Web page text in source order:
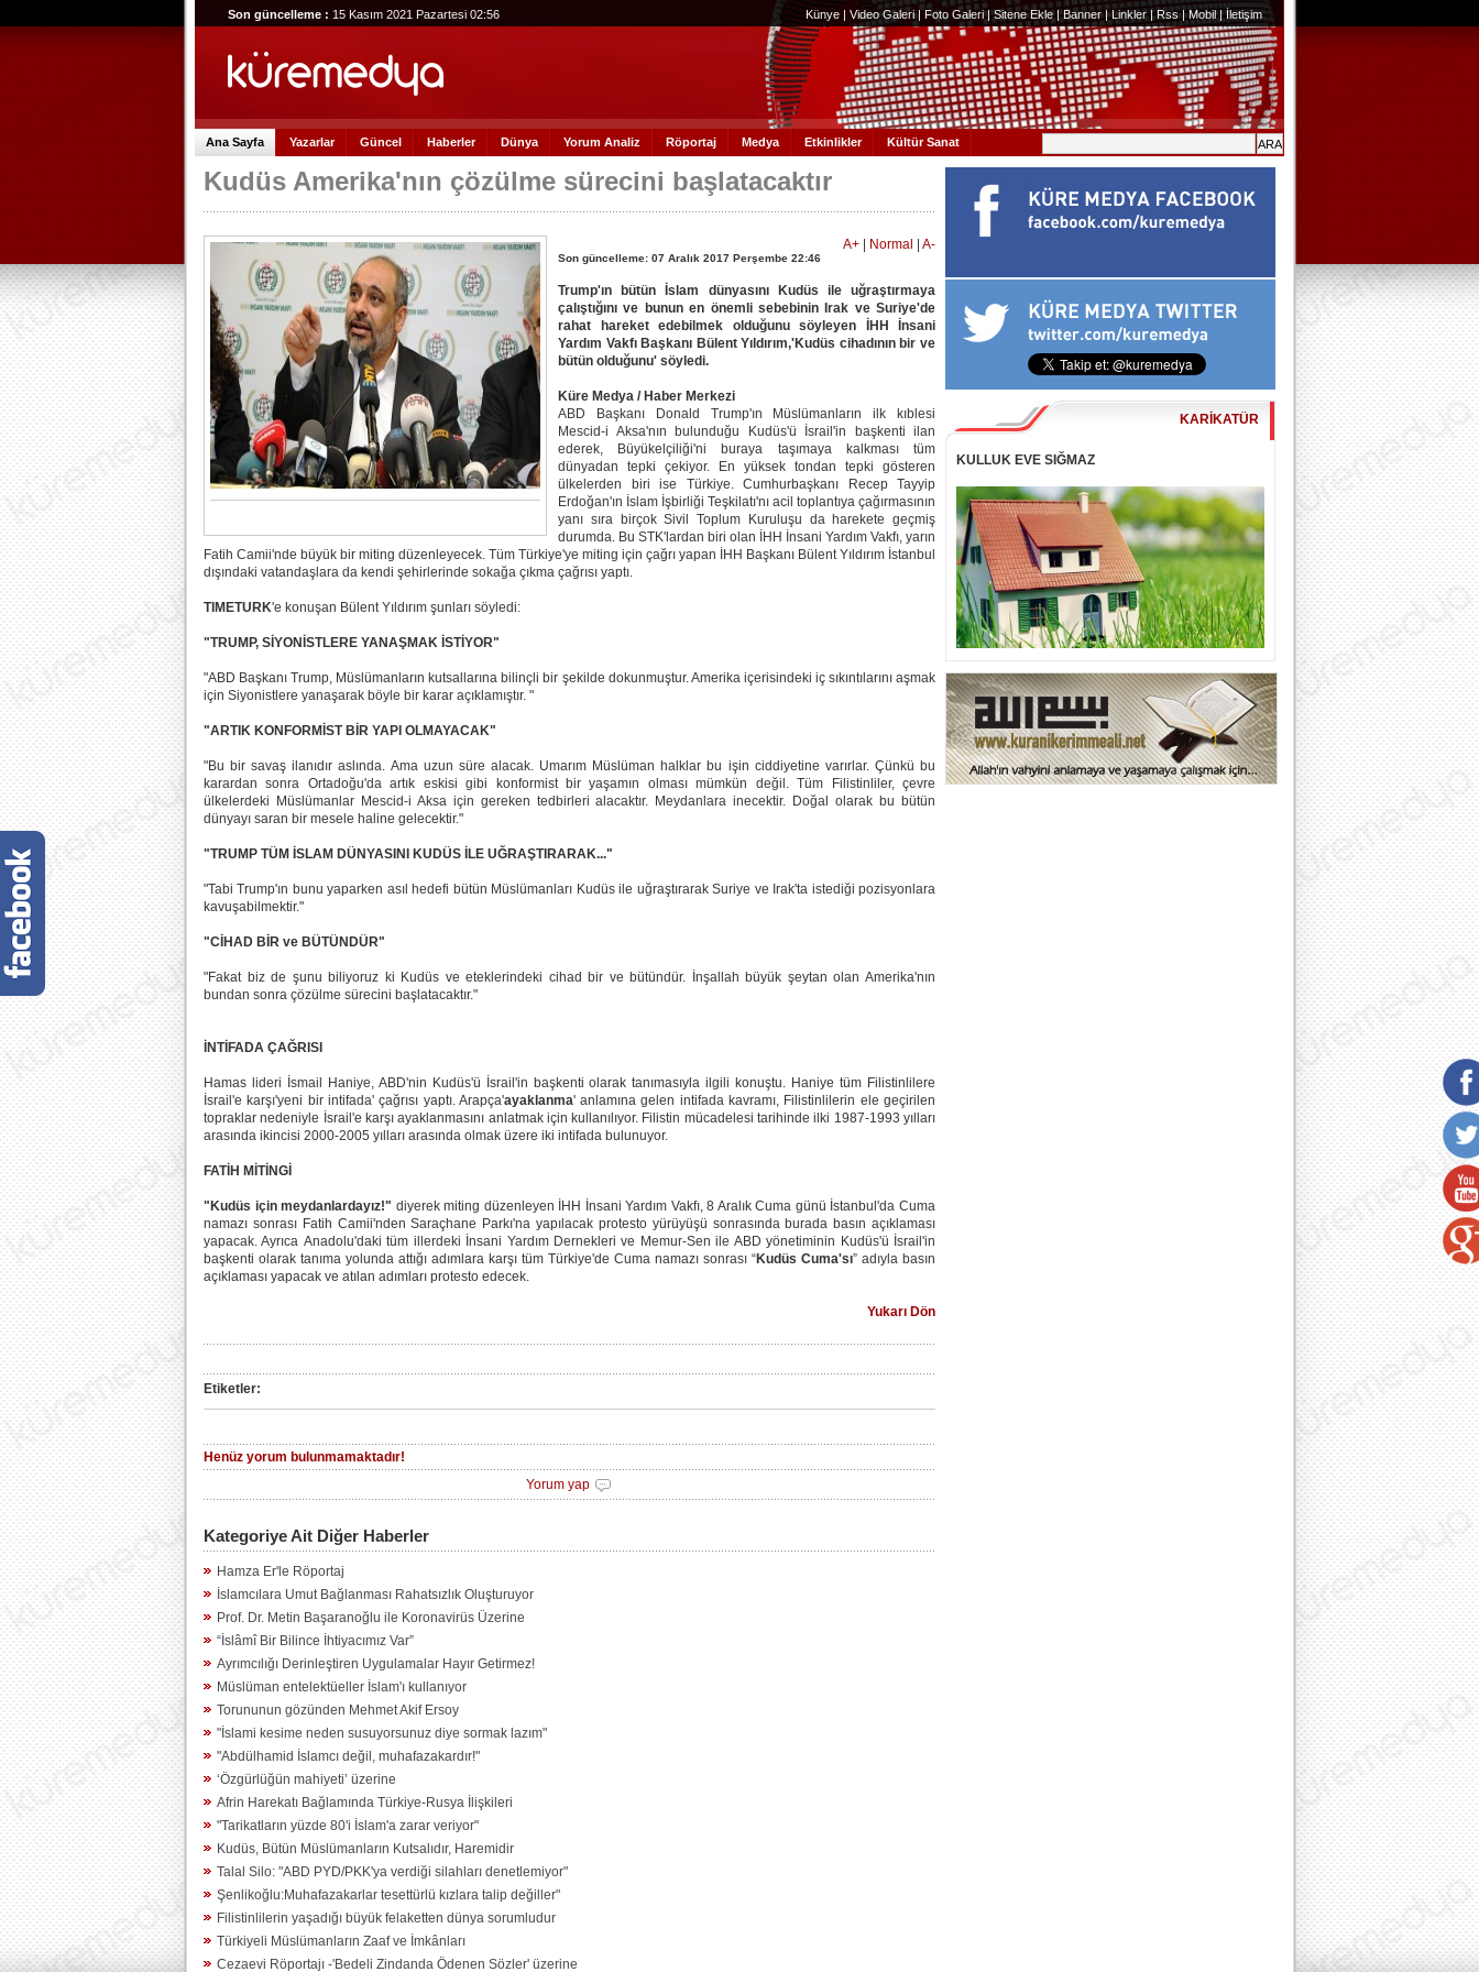
Son güncelleme : 15 Kasım 2021 Pazartesi 02:56 Künye | Video Galeri|Foto Galeri|Sitene Ekle|Banner|Linkler|Rss|Mobil|İletişim
Ana Sayfa Yazarlar Güncel Haberler Dünya Yorum Analiz Röportaj Medya Etkinlikler Kültür Sanat
Kudüs Amerika'nın çözülme sürecini başlatacaktır
A+ Normal A-
Son güncelleme: 07 Aralık 2017 Perşembe 22:46
Trump'ın bütün İslam dünyasını Kudüs ile uğraştırmaya
çalıştığını ve bunun en önemli sebebinin Irak ve Suriye'de
rahat hareket edebilmek olduğunu söyleyen İHH İnsani
Yardım Vakfı Başkanı Bülent Yıldırım,'Kudüs cihadının bir ve
bütün olduğunu' söyledi.
Küre Medya / Haber Merkezi
ABD Başkanı Donald Trump'ın Müslümanların ilk kıblesi
Mescid-i Aksa'nın bulunduğu Kudüs'ü İsrail'in başkenti ilan
ederek, Büyükelçiliği'ni buraya taşımaya kalkması tüm
dünyadan tepki çekiyor. En yüksek tondan tepki gösteren
ülkelerden biri ise Türkiye. Cumhurbaşkanı Recep Tayyip
Erdoğan'ın İslam İşbirliği Teşkilatı'nı acil toplantıya çağırmasının
yanı sıra birçok Sivil Toplum Kuruluşu da harekete geçmiş
durumda. Bu STK'lardan biri olan İHH İnsani Yardım Vakfı, yarın
Fatih Camii'nde büyük bir miting düzenleyecek. Tüm Türkiye'ye miting için çağrı yapan İHH Başkanı Bülent Yıldırım İstanbul
dışındaki vatandaşlara da kendi şehirlerinde sokağa çıkma çağrısı yaptı.
TIMETURK'e konuşan Bülent Yıldırım şunları söyledi:
"TRUMP, SİYONİSTLERE YANAŞMAK İSTİYOR"
"ABD Başkanı Trump, Müslümanların kutsallarına bilinçli bir şekilde dokunmuştur. Amerika içerisindeki iç sıkıntılarını aşmak
için Siyonistlere yanaşarak böyle bir karar açıklamıştır. "
"ARTIK KONFORMİST BİR YAPI OLMAYACAK"
"Bu bir savaş ilanıdır aslında. Ama uzun süre alacak. Umarım Müslüman halklar bu işin ciddiyetine varırlar. Çünkü bu
karardan sonra Ortadoğu'da artık eskisi gibi konformist bir yaşamın olması mümkün değil. Tüm Filistinliler, çevre
ülkelerdeki Müslümanlar Mescid-i Aksa için gereken tedbirleri alacaktır. Meydanlara inecektir. Doğal olarak bu bütün
dünyayı saran bir mesele haline gelecektir."
"TRUMP TÜM İSLAM DÜNYASINI KUDÜS İLE UĞRAŞTIRARAK..."
"Tabi Trump'ın bunu yaparken asıl hedefi bütün Müslümanları Kudüs ile uğraştırarak Suriye ve Irak'ta istediği pozisyonlara
kavuşabilmektir."
"CİHAD BİR ve BÜTÜNDÜR"
"Fakat biz de şunu biliyoruz ki Kudüs ve eteklerindeki cihad bir ve bütündür. İnşallah büyük şeytan olan Amerika'nın
bundan sonra çözülme sürecini başlatacaktır."
İNTİFADA ÇAĞRISI
Hamas lideri İsmail Haniye, ABD'nin Kudüs'ü İsrail'in başkenti olarak tanımasıyla ilgili konuştu. Haniye tüm Filistinlilere
İsrail'e karşı'yeni bir intifada' çağrısı yaptı. Arapça'ayaklanma' anlamına gelen intifada kavramı, Filistinlilerin ele geçirilen
topraklar nedeniyle İsrail'e karşı ayaklanmasını anlatmak için kullanılıyor. Filistin mücadelesi tarihinde ilki 1987-1993 yılları
arasında ikincisi 2000-2005 yılları arasında olmak üzere iki intifada bulunuyor.
FATİH MİTİNGİ
"Kudüs için meydanlardayız!" diyerek miting düzenleyen İHH İnsani Yardım Vakfı, 8 Aralık Cuma günü İstanbul'da Cuma
namazı sonrası Fatih Camii'nden Saraçhane Parkı'na yapılacak protesto yürüyüşü sonrasında burada basın açıklaması
yapacak. Ayrıca Anadolu'daki tüm illerdeki İnsani Yardım Dernekleri ve Memur-Sen ile ABD yönetiminin Kudüs'ü İsrail'in
başkenti olarak tanıma yolunda attığı adımlara karşı tüm Türkiye'de Cuma namazı sonrası “Kudüs Cuma'sı” adıyla basın
açıklaması yapacak ve atılan adımları protesto edecek.
Yukarı Dön
Etiketler:
Henüz yorum bulunmamaktadır!
Yorum yap
Kategoriye Ait Diğer Haberler
Hamza Er'le Röportaj
İslamcılara Umut Bağlanması Rahatsızlık Oluşturuyor
Prof. Dr. Metin Başaranoğlu ile Koronavirüs Üzerine
“İslâmî Bir Bilince İhtiyacımız Var”
Ayrımcılığı Derinleştiren Uygulamalar Hayır Getirmez!
Müslüman entelektüeller İslam'ı kullanıyor
Torununun gözünden Mehmet Akif Ersoy
"İslami kesime neden susuyorsunuz diye sormak lazım"
"Abdülhamid İslamcı değil, muhafazakardır!"
‘Özgürlüğün mahiyeti’ üzerine
Afrin Harekatı Bağlamında Türkiye-Rusya İlişkileri
"Tarikatların yüzde 80'i İslam'a zarar veriyor"
Kudüs, Bütün Müslümanların Kutsalıdır, Haremidir
Talal Silo: "ABD PYD/PKK'ya verdiği silahları denetlemiyor"
Şenlikoğlu:Muhafazakarlar tesettürlü kızlara talip değiller"
Filistinlilerin yaşadığı büyük felaketten dünya sorumludur
Türkiyeli Müslümanların Zaaf ve İmkânları
Cezaevi Röportajı -'Bedeli Zindanda Ödenen Sözler' üzerine
KARİKATÜR
KULLUK EVE SIĞMAZ